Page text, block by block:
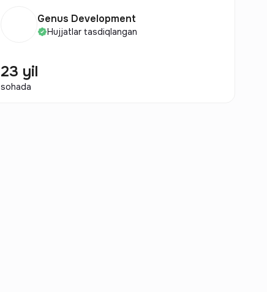
Genus Development
Hujjatlar tasdiqlangan
23 yil
sohada